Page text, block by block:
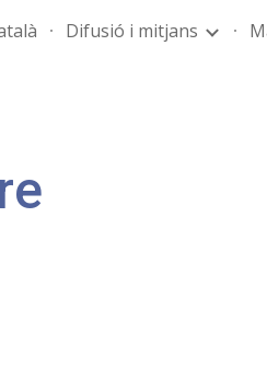
to navigation
Difusió i mitjans